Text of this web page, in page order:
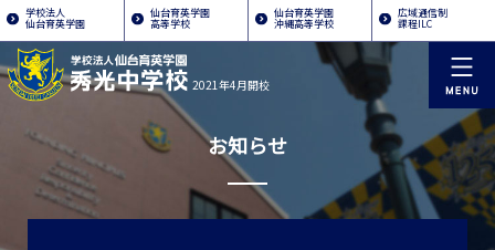
学校法人
仙台育英学園
仙台育英学園
高等学校
仙台育英学園
沖縄高等学校
広域通信制
課程ILC
2021年4月開校
お知らせ